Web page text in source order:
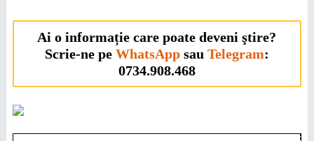
Ai o informație care poate deveni ştire?
Scrie-ne pe WhatsAppsau Telegram:
0734.908.468